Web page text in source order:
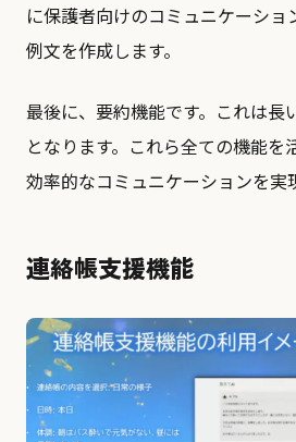
に保護者向けのコミュニケーショ
例文を作成します。
最後に、要約機能です。これは長
となります。これら全ての機能を
効率的なコミュニケーションを実
連絡帳支援機能